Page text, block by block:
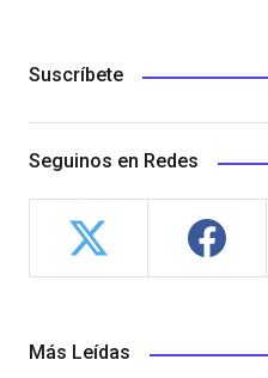
Suscríbete
Seguinos en Redes
Más Leídas